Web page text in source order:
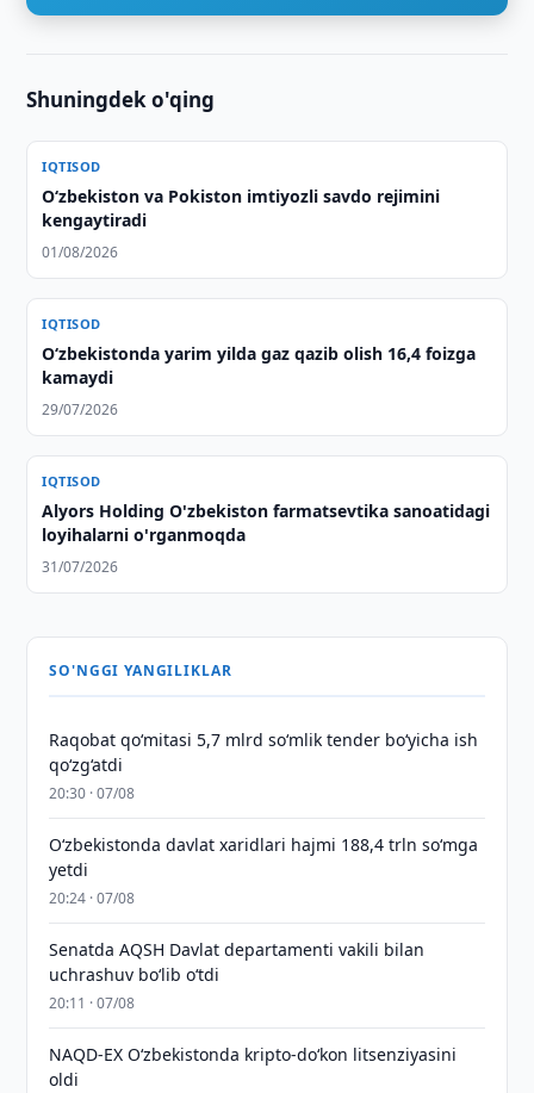
Shuningdek o'qing
IQTISOD
O‘zbekiston va Pokiston imtiyozli savdo rejimini
kengaytiradi
01/08/2026
IQTISOD
O‘zbekistonda yarim yilda gaz qazib olish 16,4 foizga
kamaydi
29/07/2026
IQTISOD
Alyors Holding O'zbekiston farmatsevtika sanoatidagi
loyihalarni o'rganmoqda
31/07/2026
SO'NGGI YANGILIKLAR
Raqobat qo‘mitasi 5,7 mlrd so‘mlik tender bo‘yicha ish
qo‘zg‘atdi
20:30 · 07/08
O‘zbekistonda davlat xaridlari hajmi 188,4 trln so‘mga
yetdi
20:24 · 07/08
Senatda AQSH Davlat departamenti vakili bilan
uchrashuv boʻlib oʻtdi
20:11 · 07/08
NAQD-EX O‘zbekistonda kripto-do‘kon litsenziyasini
oldi